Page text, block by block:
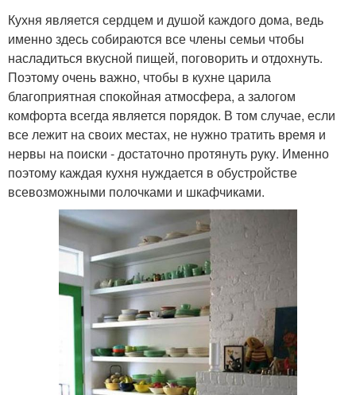
Кухня является сердцем и душой каждого дома, ведь
именно здесь собираются все члены семьи чтобы
насладиться вкусной пищей, поговорить и отдохнуть.
Поэтому очень важно, чтобы в кухне царила
благоприятная спокойная атмосфера, а залогом
комфорта всегда является порядок. В том случае, если
все лежит на своих местах, не нужно тратить время и
нервы на поиски - достаточно протянуть руку. Именно
поэтому каждая кухня нуждается в обустройстве
всевозможными полочками и шкафчиками.